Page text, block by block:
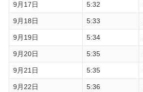
9月17日 5:32
9月18日 5:33
9月19日 5:34
9月20日 5:35
9月21日 5:35
9月22日 5:36